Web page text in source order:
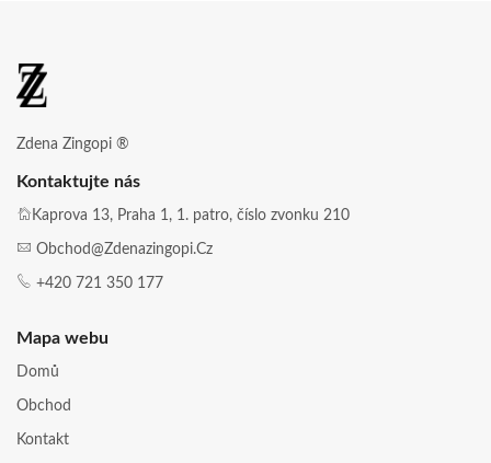
Zdena Zingopi ®
Kontaktujte nás
Kaprova 13, Praha 1, 1. patro, číslo zvonku 210
Obchod@zdenazingopi.cz
+420 721 350 177
Mapa webu
Domů
Obchod
Kontakt